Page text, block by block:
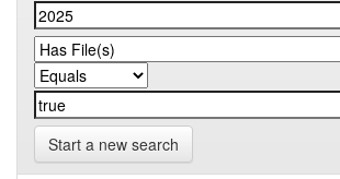
Start a new search